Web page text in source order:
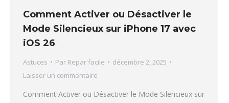
Comment Activer ou Désactiver le
Mode Silencieux sur iPhone 17 avec
iOS 26
Astuces Par Repar'facile
décembre 2, 2025
Laisser un commentaire
Comment Activer ou Désactiver le Mode Silencieux sur